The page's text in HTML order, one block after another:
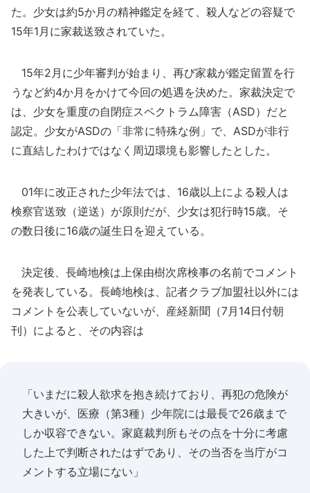
た。少女は約5か月の精神鑑定を経て、殺人などの容疑で
15年1月に家裁送致されていた。
15年2月に少年審判が始まり、再び家裁が鑑定留置を行
うなど約4か月をかけて今回の処遇を決めた。家裁決定で
は、少女を重度の自閉症スペクトラム障害（ASD）だと
認定。少女がASDの「非常に特殊な例」で、ASDが非行
に直結したわけではなく周辺環境も影響したとした。
01年に改正された少年法では、16歳以上による殺人は
検察官送致（逆送）が原則だが、少女は犯行時15歳。そ
の数日後に16歳の誕生日を迎えている。
決定後、長崎地検は上保由樹次席検事の名前でコメント
を発表している。長崎地検は、記者クラブ加盟社以外には
コメントを公表していないが、産経新聞（7月14日付朝
刊）によると、その内容は
「いまだに殺人欲求を抱き続けており、再犯の危険が
大きいが、医療（第3種）少年院には最長で26歳まで
しか収容できない。家庭裁判所もその点を十分に考慮
した上で判断されたはずであり、その当否を当庁がコ
メントする立場にない」